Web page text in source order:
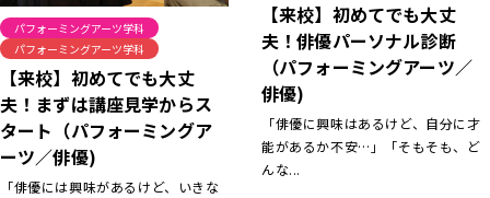
パフォーミングアーツ学科
パフォーミングアーツ学科
【来校】初めてでも大丈
夫！まずは講座見学からス
タート（パフォーミングア
ーツ／俳優)
「俳優には興味があるけど、いきな
【来校】初めてでも大丈
夫！俳優パーソナル診断
（パフォーミングアーツ／
俳優)
「俳優に興味はあるけど、自分に才
能があるか不安…」「そもそも、ど
んな...